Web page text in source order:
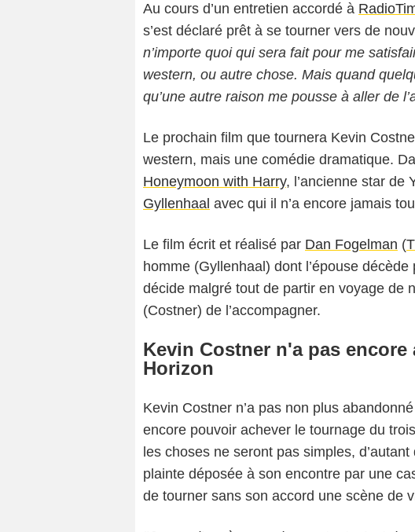
Au cours d’un entretien accordé à
s’est déclaré prêt à se tourner vers de
n’importe quoi qui sera fait pour me
western, ou autre chose. Mais quand
qu’une autre raison me pousse à aller de
Le prochain film que tournera Kevin
western, mais une comédie dramatique.
Honeymoon with Harry, l’ancienne star de
Gyllenhaal avec qui il n’a encore jamais
Le film écrit et réalisé par Dan Fogelman (
homme (Gyllenhaal) dont l’épouse
décide malgré tout de partir en voyage de
(Costner) de l’accompagner.
Kevin Costner n'a pas encore
Horizon
Kevin Costner n’a pas non plus
encore pouvoir achever le tournage du
les choses ne seront pas simples, d’autant
plainte déposée à son encontre par une
de tourner sans son accord une scène de